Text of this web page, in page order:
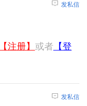
发私信
【注册】 或者 【登
发私信